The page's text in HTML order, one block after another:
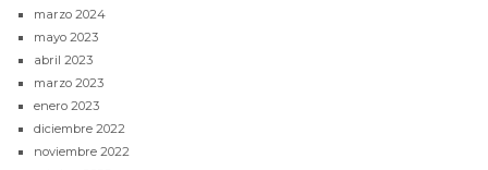
marzo 2024
mayo 2023
abril 2023
marzo 2023
enero 2023
diciembre 2022
noviembre 2022